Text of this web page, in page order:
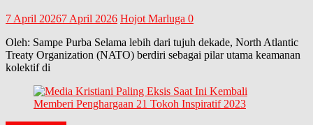
7 April 20267 April 2026 Hojot Marluga 0
Oleh: Sampe Purba Selama lebih dari tujuh dekade, North Atlantic
Treaty Organization (NATO) berdiri sebagai pilar utama keamanan
kolektif di